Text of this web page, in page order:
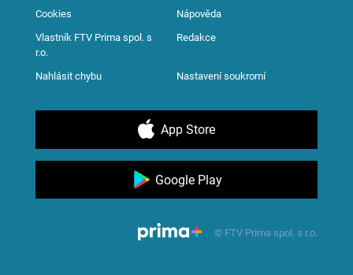
Cookies Nápověda
Vlastník FTV Prima spol. s
r.o.
Redakce
Nahlásit chybu Nastavení soukromí
App Store
Google Play
© FTV Prima spol. s r.o.